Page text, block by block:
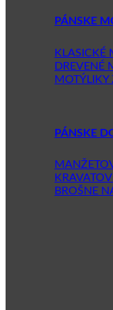
PÁNSKE
KLASICKÉ
DREVENÉ
MOTÝLIKY
PÁNSKE
BROŠNE